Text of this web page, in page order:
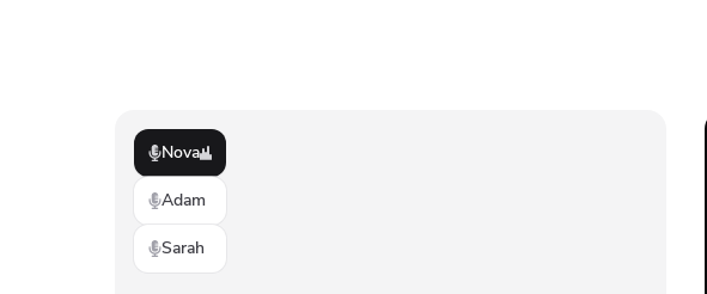
Nova
Adam
Sarah